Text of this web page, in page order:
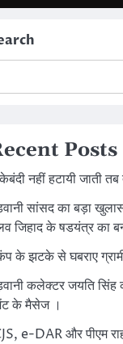
Posts
नहीं हटायी जाती
सांसद का बड़ा
जिहाद के षडयंत्र का
के झटके से घबराए
कलेक्टर जयति सिंह
के मैसेज ।
e-DAR और पीएम